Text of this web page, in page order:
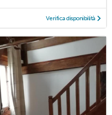
Verifica disponibilità